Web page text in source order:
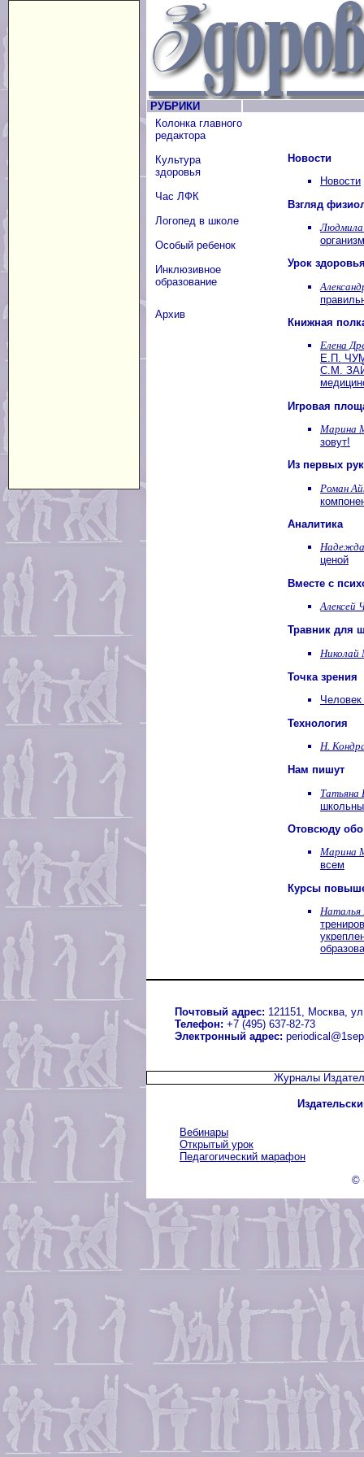
РУБРИКИ
Колонка главного
редактора
Культура
здоровья
Час ЛФК
Логопед в школе
Особый ребенок
Инклюзивное
образование
Архив
Новости
Новости
Взгляд
Людмила
Урок
Книжная
Елена
Е.П.
С.М.
Игровая
Марина
зовут!
Из первых рук
Роман
Аналитика
Надежда
ценой
Вместе с
Алексей
Травник для
Николай
Точка зрения
Технология
Н.
Нам пишут
Татьяна
Отовсюду
Марина
всем
Курсы
Почтовый адрес: 121151, Москва,
Телефон: +7 (495) 637-82-73
Электронный адрес:
Журналы
Вебинары
Открытый урок
Педагогический марафон
©